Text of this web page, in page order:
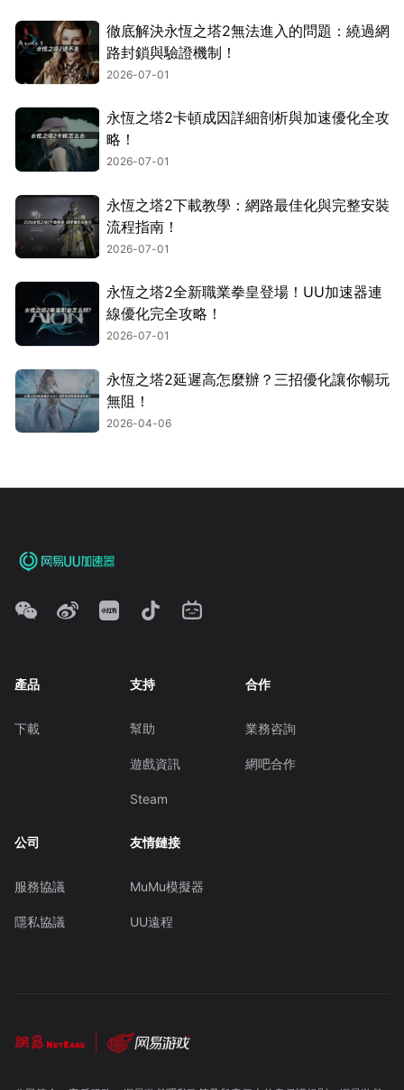
徹底解決永恆之塔2無法進入的問題：繞過網
路封鎖與驗證機制！
2026-07-01
永恆之塔2卡頓成因詳細剖析與加速優化全攻
略！
2026-07-01
永恆之塔2下載教學：網路最佳化與完整安裝
流程指南！
2026-07-01
永恆之塔2全新職業拳皇登場！UU加速器連
線優化完全攻略！
2026-07-01
永恆之塔2延遲高怎麼辦？三招優化讓你暢玩
無阻！
2026-04-06
產品
下載
支持
幫助
遊戲資訊
Steam
合作
業務咨詢
網吧合作
公司
服務協議
隱私協議
友情鏈接
MuMu模擬器
UU遠程